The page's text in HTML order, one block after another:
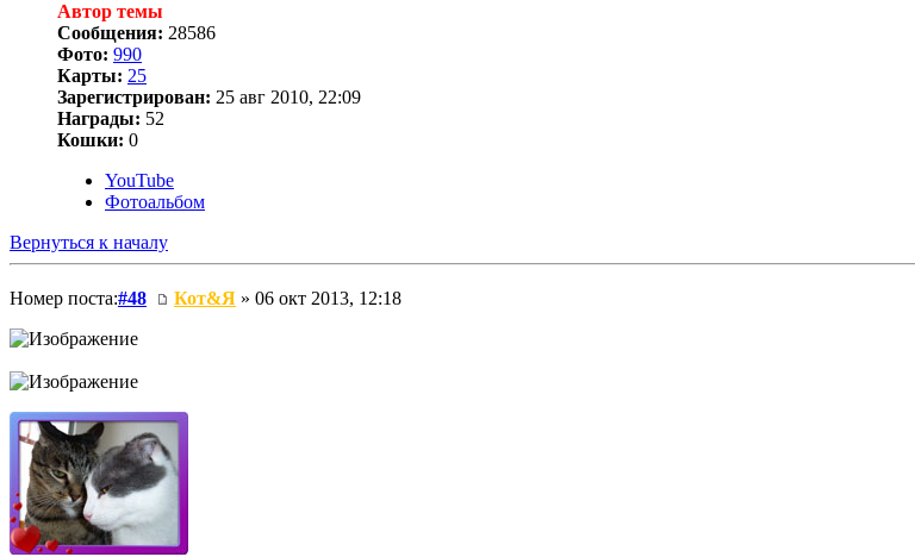
Автор темы
Сообщения: 28586
Фото: 990
Карты: 25
Зарегистрирован: 25 авг 2010, 22:09
Награды: 52
Кошки: 0
YouTube
Фотоальбом
Вернуться к началу
Номер поста:#48 Кот&Я » 06 окт 2013, 12:18